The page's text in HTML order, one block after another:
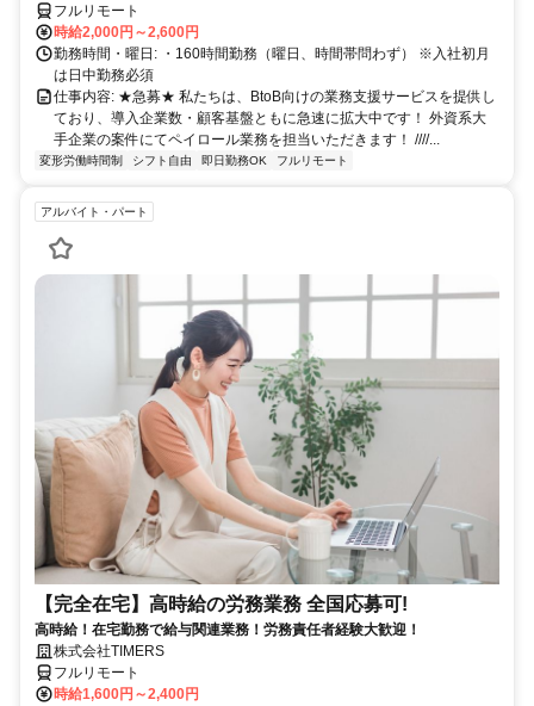
フルリモート
時給2,000円～2,600円
勤務時間・曜日: ・160時間勤務（曜日、時間帯問わず） ※入社初月
は日中勤務必須
仕事内容: ★急募★ 私たちは、BtoB向けの業務支援サービスを提供し
ており、導入企業数・顧客基盤ともに急速に拡大中です！ 外資系大
手企業の案件にてペイロール業務を担当いただきます！ ////...
変形労働時間制 シフト自由 即日勤務OK フルリモート
アルバイト・パート
【完全在宅】高時給の労務業務 全国応募可!
高時給！在宅勤務で給与関連業務！労務責任者経験大歓迎！
株式会社TIMERS
フルリモート
時給1,600円～2,400円